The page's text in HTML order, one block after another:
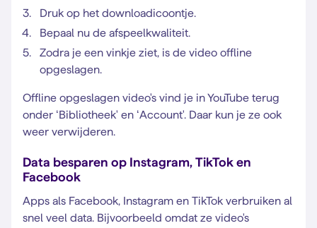
Druk op het downloadicoontje.
Bepaal nu de afspeelkwaliteit.
Zodra je een vinkje ziet, is de video offline
opgeslagen.
Offline opgeslagen video's vind je in YouTube terug
onder ‘Bibliotheek' en ‘Account'. Daar kun je ze ook
weer verwijderen.
Data besparen op Instagram, TikTok en
Facebook
Apps als Facebook, Instagram en TikTok verbruiken al
snel veel data. Bijvoorbeeld omdat ze video's